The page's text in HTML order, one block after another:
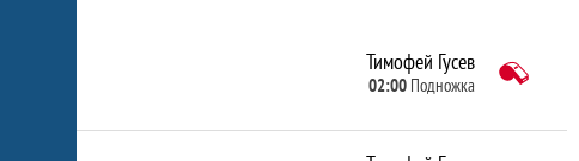
Тимофей Гусев
02:00 Подножка